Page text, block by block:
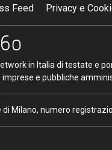
Feed Privacy e
in Italia di testate e
e pubbliche
Milano, numero